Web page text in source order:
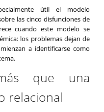
útil el modelo
las cinco disfunciones de
cuando este modelo se
los problemas dejan de
a identificarse como
que una
relacional